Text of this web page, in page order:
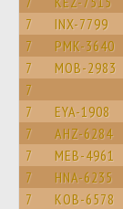
7 INX-7799
7 PMK-3640
7 MOB-2983
7
7 EYA-1908
7 AHZ-6284
7 MEB-4961
7 HNA-6235
7 KOB-6578